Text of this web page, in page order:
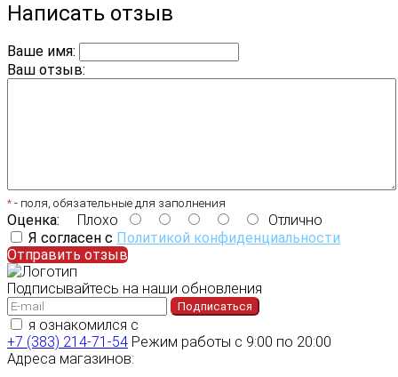
Написать отзыв
Ваше имя:
Ваш отзыв:
* - поля, обязательные для заполнения
Оценка: Плохо
Отлично
Я согласен с Политикой конфиденциальности
Отправить отзыв
Подписывайтесь на наши обновления
Подписаться
я ознакомился с
+7 (383) 214-71-54 Режим работы с 9:00 по 20:00
Адреса магазинов: